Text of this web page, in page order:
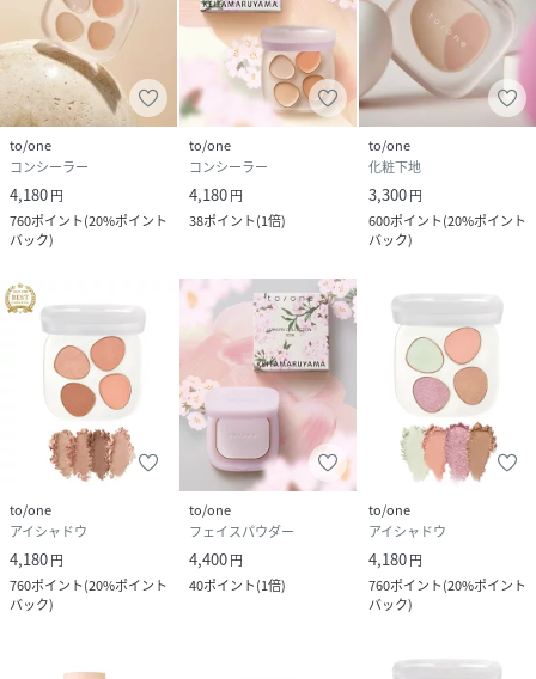
Al、トコフェロール、アボカド油、アルガニアスピノサ核
油、オプンチアフィクスインジカ種子油、ホホバ種子油、ロ
ーズマリー葉油、アーモンド油、アンズ核油、オリーブ果実
油、カニナバラ果実油、マカデミア種子油、ヒマワリ種子
油、酸化チタン、マイカ、酸化鉄、グンジョウ
【原産国】
日本
●パッケージのリニューアル等の理由により、成分・処方が
●予告なくパッケージ仕様が変更になる場合がございます。
to/one【お気に入り】登録がおすすめです！
---------------------------------------------------
▼アイテムを【お気に入り】に追加
to/one
コンシーラー
4,180円
760ポイント(20%ポイント
バック)
to/one
コンシーラー
4,180円
38ポイント(1倍)
to/one
化粧下地
3,300円
600ポイント(20%ポイント
バック)
to/one
アイシャドウ
4,180円
760ポイント(20%ポイント
バック)
to/one
フェイスパウダー
4,400円
40ポイント(1倍)
to/one
アイシャドウ
4,180円
760ポイント(20%ポイント
バック)